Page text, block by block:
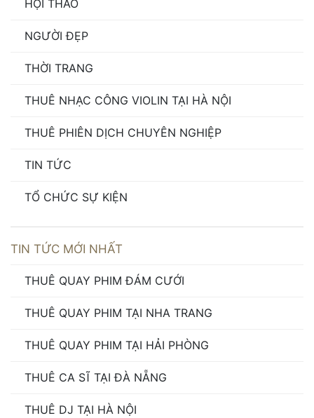
HỘI THẢO
NGƯỜI ĐẸP
THỜI TRANG
THUÊ NHẠC CÔNG VIOLIN TẠI HÀ NỘI
THUÊ PHIÊN DỊCH CHUYÊN NGHIỆP
TIN TỨC
TỔ CHỨC SỰ KIỆN
TIN TỨC MỚI NHẤT
THUÊ QUAY PHIM ĐÁM CƯỚI
THUÊ QUAY PHIM TẠI NHA TRANG
THUÊ QUAY PHIM TẠI HẢI PHÒNG
THUÊ CA SĨ TẠI ĐÀ NẴNG
THUÊ DJ TẠI HÀ NỘI